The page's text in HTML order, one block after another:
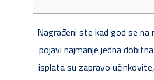
Nagrađeni ste kad god se
pojavi najmanje jedna
isplata su zapravo